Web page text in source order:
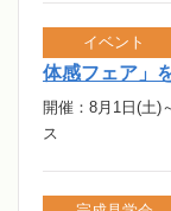
体感フェア」
開催：8月1日(土)
ス
イベント